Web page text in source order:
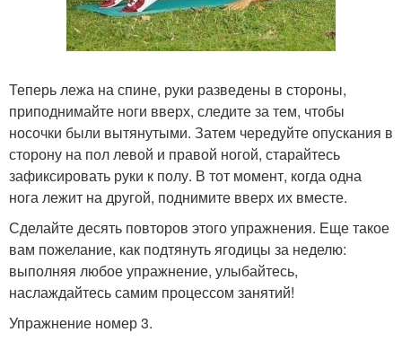
Теперь лежа на спине, руки разведены в стороны,
приподнимайте ноги вверх, следите за тем, чтобы
носочки были вытянутыми. Затем чередуйте опускания в
сторону на пол левой и правой ногой, старайтесь
зафиксировать руки к полу. В тот момент, когда одна
нога лежит на другой, поднимите вверх их вместе.
Сделайте десять повторов этого упражнения. Еще такое
вам пожелание, как подтянуть ягодицы за неделю:
выполняя любое упражнение, улыбайтесь,
наслаждайтесь самим процессом занятий!
Упражнение номер 3.